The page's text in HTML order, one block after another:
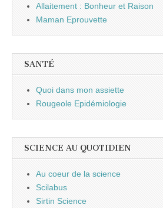
Allaitement : Bonheur et Raison
Maman Eprouvette
SANTÉ
Quoi dans mon assiette
Rougeole Epidémiologie
SCIENCE AU QUOTIDIEN
Au coeur de la science
Scilabus
Sirtin Science